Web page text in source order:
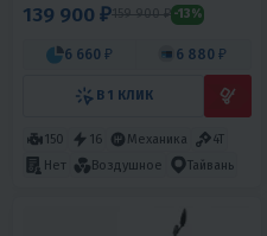
139 900 ₽159 900 ₽ -13%
6 660 ₽ 6 880 ₽
В 1 КЛИК
150 16 Механика
4T
Нет
Воздушное Тайвань